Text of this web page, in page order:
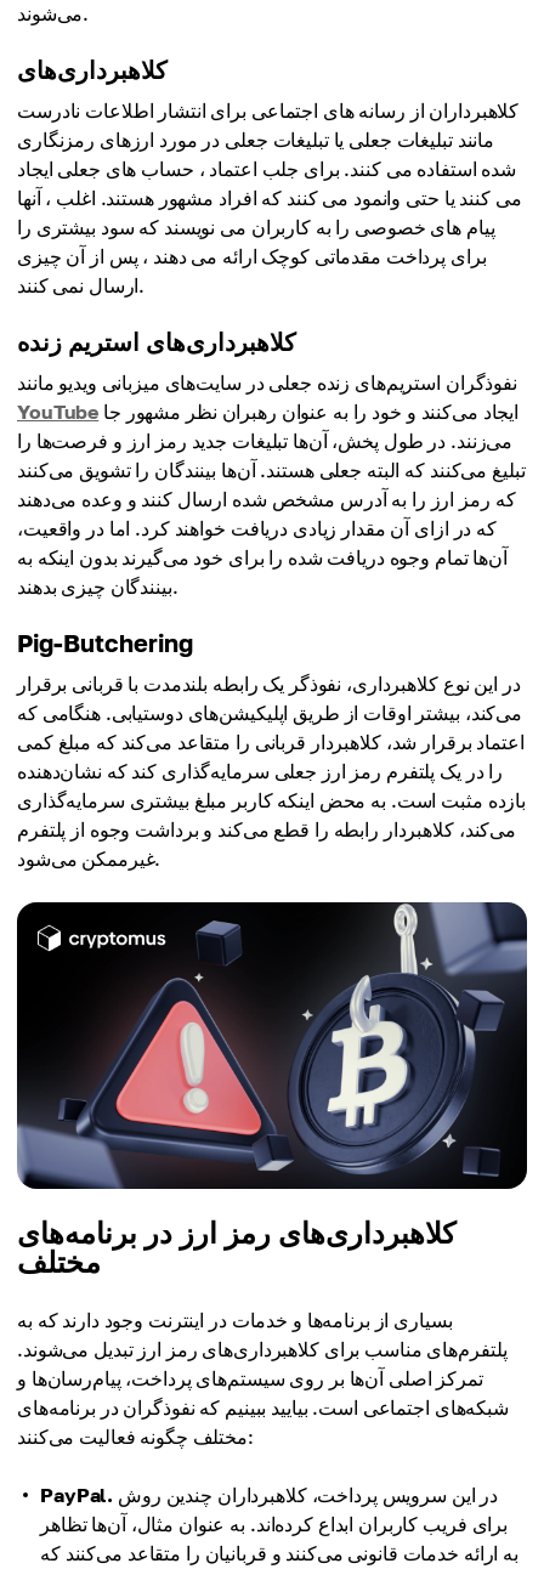
می‌شوند.
کلاهبرداری‌های
کلاهبرداران از رسانه های اجتماعی برای انتشار اطلاعات نادرست
مانند تبلیغات جعلی یا تبلیغات جعلی در مورد ارزهای رمزنگاری
شده استفاده می کنند. برای جلب اعتماد ، حساب های جعلی ایجاد
می کنند یا حتی وانمود می کنند که افراد مشهور هستند. اغلب ، آنها
پیام های خصوصی را به کاربران می نویسند که سود بیشتری را
برای پرداخت مقدماتی کوچک ارائه می دهند ، پس از آن چیزی
ارسال نمی کنند.
کلاهبرداری‌های استریم زنده
نفوذگران استریم‌های زنده جعلی در سایت‌های میزبانی ویدیو مانند
YouTube
می‌زنند. در طول پخش، آن‌ها تبلیغات جدید رمز ارز و فرصت‌ها را
تبلیغ می‌کنند که البته جعلی هستند. آن‌ها بینندگان را تشویق می‌کنند
که رمز ارز را به آدرس مشخص شده ارسال کنند و وعده می‌دهند
که در ازای آن مقدار زیادی دریافت خواهند کرد. اما در واقعیت،
آن‌ها تمام وجوه دریافت شده را برای خود می‌گیرند بدون اینکه به
بینندگان چیزی بدهند.
Pig-Butchering
در این نوع کلاهبرداری، نفوذگر یک رابطه بلندمدت با قربانی برقرار
می‌کند، بیشتر اوقات از طریق اپلیکیشن‌های دوستیابی. هنگامی که
اعتماد برقرار شد، کلاهبردار قربانی را متقاعد می‌کند که مبلغ کمی
را در یک پلتفرم رمز ارز جعلی سرمایه‌گذاری کند که نشان‌دهنده
بازده مثبت است. به محض اینکه کاربر مبلغ بیشتری سرمایه‌گذاری
می‌کند، کلاهبردار رابطه را قطع می‌کند و برداشت وجوه از پلتفرم
غیرممکن می‌شود.
کلاهبرداری‌های رمز ارز در برنامه‌های
مختلف
بسیاری از برنامه‌ها و خدمات در اینترنت وجود دارند که به
پلتفرم‌های مناسب برای کلاهبرداری‌های رمز ارز تبدیل می‌شوند.
تمرکز اصلی آن‌ها بر روی سیستم‌های پرداخت، پیام‌رسان‌ها و
شبکه‌های اجتماعی است. بیایید ببینیم که نفوذگران در برنامه‌های
مختلف چگونه فعالیت می‌کنند:
PayPal.
برای فریب کاربران ابداع کرده‌اند. به عنوان مثال، آن‌ها تظاهر
به ارائه خدمات قانونی می‌کنند و قربانیان را متقاعد می‌کنند که